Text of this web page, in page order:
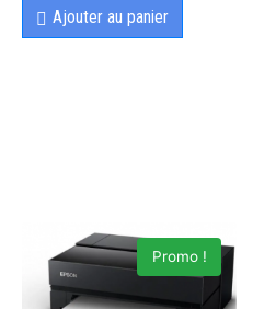
Ajouter au panier
Promo !